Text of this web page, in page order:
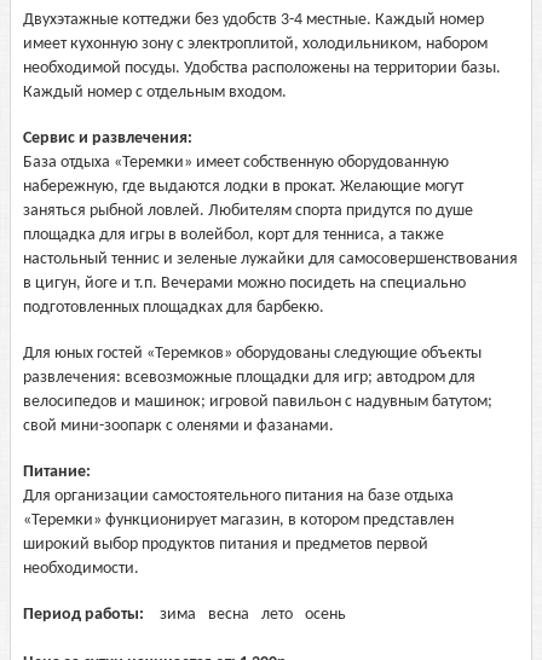
Двухэтажные коттеджи без удобств 3-4 местные. Каждый номер
имеет кухонную зону с электроплитой, холодильником, набором
необходимой посуды. Удобства расположены на территории базы.
Каждый номер с отдельным входом.
Сервис и развлечения:
База отдыха «Теремки» имеет собственную оборудованную
набережную, где выдаются лодки в прокат. Желающие могут
заняться рыбной ловлей. Любителям спорта придутся по душе
площадка для игры в волейбол, корт для тенниса, а также
настольный теннис и зеленые лужайки для самосовершенствования
в цигун, йоге и т.п. Вечерами можно посидеть на специально
подготовленных площадках для барбекю.
Для юных гостей «Теремков» оборудованы следующие объекты
развлечения: всевозможные площадки для игр; автодром для
велосипедов и машинок; игровой павильон с надувным батутом;
свой мини-зоопарк с оленями и фазанами.
Питание:
Для организации самостоятельного питания на базе отдыха
«Теремки» функционирует магазин, в котором представлен
широкий выбор продуктов питания и предметов первой
необходимости.
Период работы: зима весна лето осень